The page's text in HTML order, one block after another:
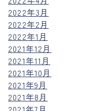
2022年3月
2022年2月
2022年1月
2021年12月
2021年11月
2021年10月
2021年9月
2021年8月